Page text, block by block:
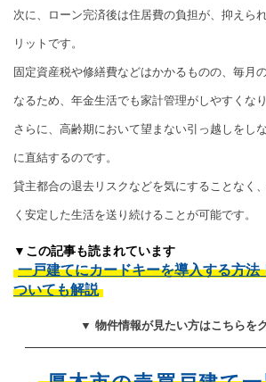
次に、ローン完済後は住居費の負担が、抑えら
リットです。
固定資産税や修繕費などはかかるものの、毎月
なるため、年金生活でも家計管理がしやすくなり
さらに、高齢期において望まない引っ越しをし
に直結するのです。
貸主都合の退去リスクなどを気にすることなく
く安定した生活を送り続けることが可能です。
▼この記事も読まれています
一戸建てにカードキーを導入する方法
ついても解説
▼ 物件情報が見たい方はこちらを